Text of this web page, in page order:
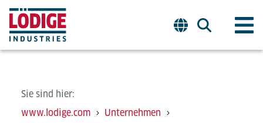
Sie sind hier:
www.lodige.com
Unternehmen